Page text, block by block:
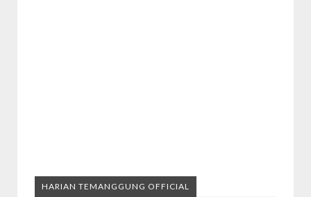
HARIAN TEMANGGUNG OFFICIAL